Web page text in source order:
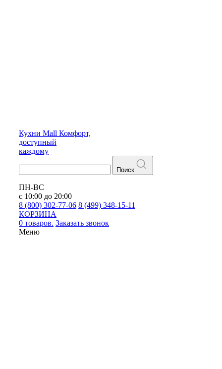
Кухни Mall Комфорт,
доступный
каждому
Поиск
ПН-ВС
с 10:00 до 20:00
8 (800) 302-77-06 8 (499) 348-15-11
КОРЗИНА
0 товаров. Заказать звонок
Меню